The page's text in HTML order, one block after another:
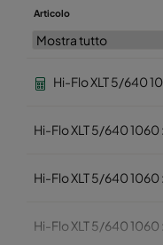
Articolo
Hi-Flo XLT 5/640
Hi-Flo XLT 5/640
Hi-Flo XLT 5/640
Hi-Flo XLT 5/640